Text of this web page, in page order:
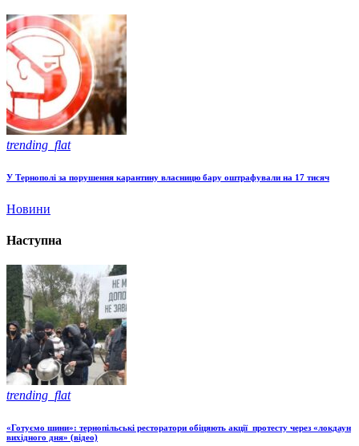
trending_flat
У Тернополі за порушення карантину власницю бару оштрафували на 17 тисяч
Новини
Наступна
trending_flat
«Готуємо шини»: тернопільські ресторатори обіцяють акції протесту через «локдаун
вихідного дня» (відео)